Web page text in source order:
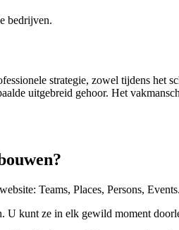
bedrijven.
strategie, zowel tijdens het
uitgebreid gehoor. Het
Teams, Places, Persons, Events.
U kunt ze in elk gewild moment